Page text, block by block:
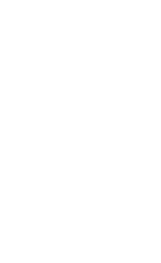
水なしの掛け流しで提